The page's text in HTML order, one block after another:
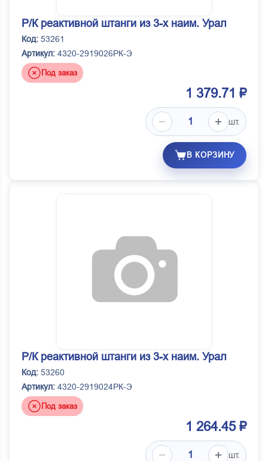
Р/К реактивной штанги из 3-х наим. Урал
Код: 53261
Артикул: 4320-2919026РК-Э
Под заказ
1 379.71 ₽
шт.
В КОРЗИНУ
Р/К реактивной штанги из 3-х наим. Урал
Код: 53260
Артикул: 4320-2919024РК-Э
Под заказ
1 264.45 ₽
шт.